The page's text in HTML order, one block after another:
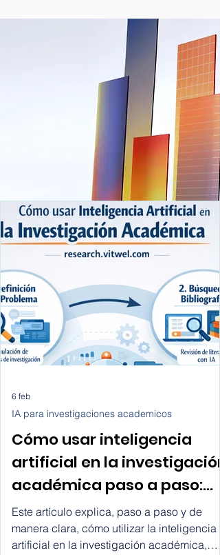
Cómo usar inteligencia
artificial en la investigación
académica paso a paso:
cómo utilizar la inteligencia
Este artículo explica, paso a paso y de
IA para investigaciones academicos